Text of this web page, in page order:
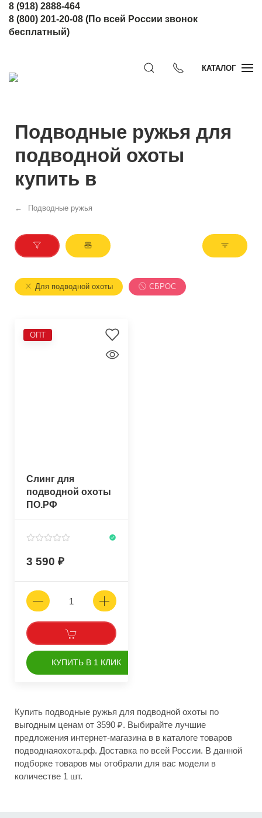
8 (918) 2888-464
8 (800) 201-20-08 (По всей России звонок
бесплатный)
КАТАЛОГ
Подводные ружья для
подводной охоты
купить в
Подводные ружья
Для подводной охоты СБРОС
ОПТ
Слинг для
подводной охоты
ПО.РФ
"Метёлка-210см"
3 590
КУПИТЬ В 1 КЛИК
Купить подводные ружья для подводной охоты по
выгодным ценам от 3590 ₽. Выбирайте лучшие
предложения интернет-магазина в в каталоге товаров
подводнаяохота.рф. Доставка по всей России. В данной
подборке товаров мы отобрали для вас модели в
количестве 1 шт.